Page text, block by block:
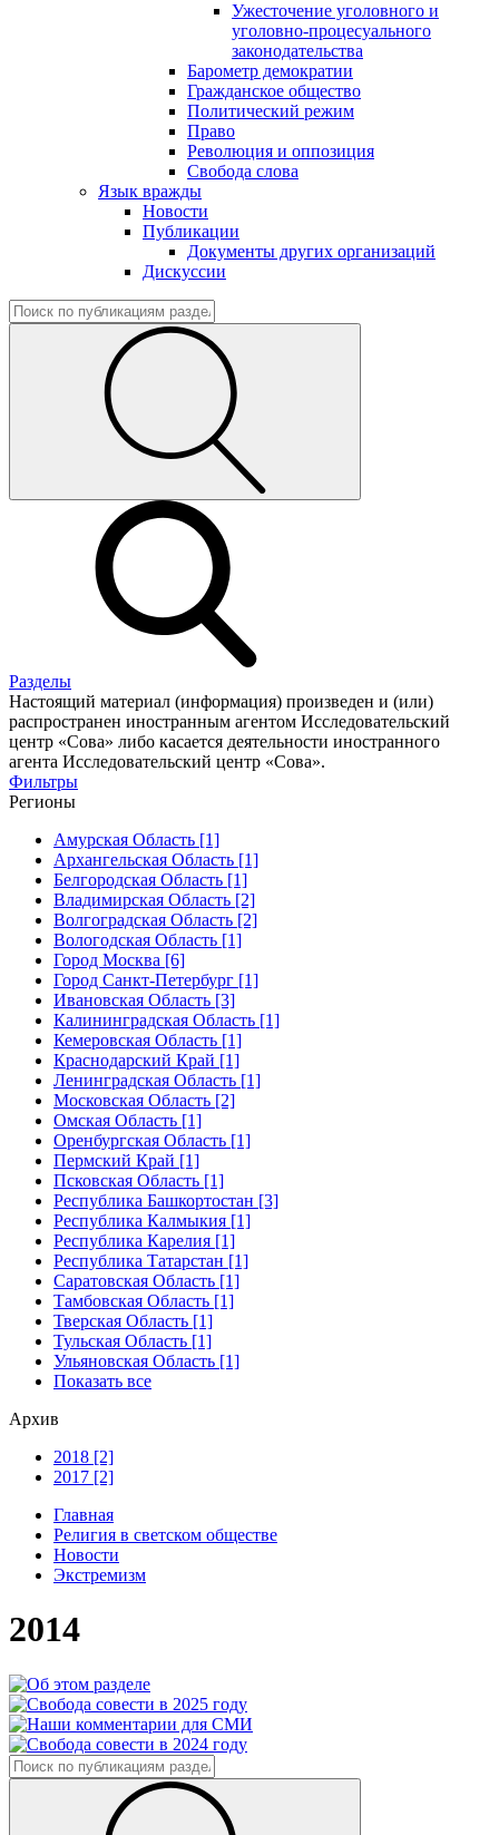
Ужесточение уголовного и
уголовно-процесуального
законодательства
Барометр демократии
Гражданское общество
Политический режим
Право
Революция и оппозиция
Свобода слова
Язык вражды
Новости
Публикации
Документы других организаций
Дискуссии
Разделы
Настоящий материал (информация) произведен и (или)
распространен иностранным агентом Исследовательский
центр «Сова» либо касается деятельности иностранного
агента Исследовательский центр «Сова».
Фильтры
Регионы
Амурская Область [1]
Архангельская Область [1]
Белгородская Область [1]
Владимирская Область [2]
Волгоградская Область [2]
Вологодская Область [1]
Город Москва [6]
Город Санкт-Петербург [1]
Ивановская Область [3]
Калининградская Область [1]
Кемеровская Область [1]
Краснодарский Край [1]
Ленинградская Область [1]
Московская Область [2]
Омская Область [1]
Оренбургская Область [1]
Пермский Край [1]
Псковская Область [1]
Республика Башкортостан [3]
Республика Калмыкия [1]
Республика Карелия [1]
Республика Татарстан [1]
Саратовская Область [1]
Тамбовская Область [1]
Тверская Область [1]
Тульская Область [1]
Ульяновская Область [1]
Показать все
Архив
2018 [2]
2017 [2]
Главная
Религия в светском обществе
Новости
Экстремизм
2014